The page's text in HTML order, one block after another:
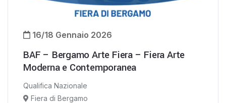
16/18 Gennaio 2026
BAF – Bergamo Arte Fiera – Fiera Arte
Moderna e Contemporanea
Qualifica Nazionale
Fiera di Bergamo